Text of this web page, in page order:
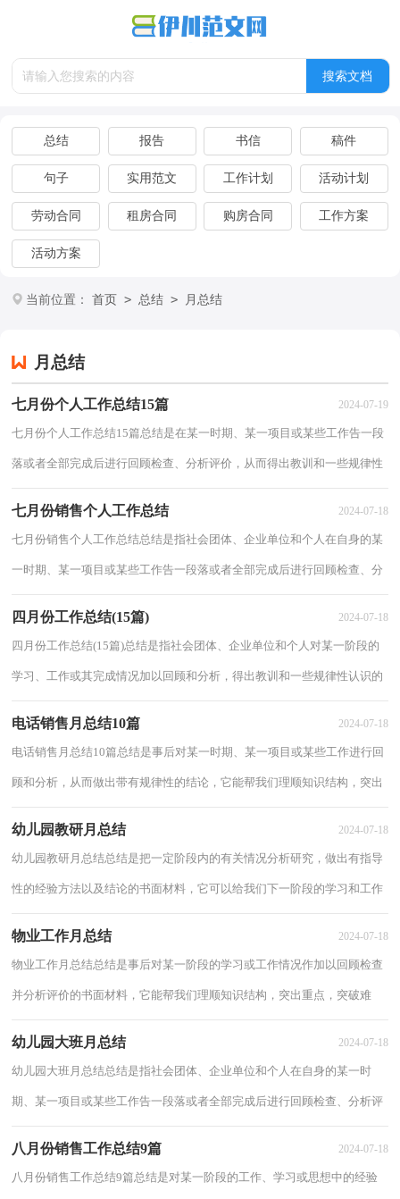
总结 报告 书信 稿件
句子 实用范文 工作计划 活动计划
劳动合同 租房合同 购房合同 工作方案
活动方案
当前位置： 首页 > 总结 > 月总结
月总结
七月份个人工作总结15篇 2024-07-19
七月份个人工作总结15篇总结是在某一时期、某一项目或某些工作告一段
落或者全部完成后进行回顾检查、分析评价，从而得出教训和一些规律性
认识的一种书面材料，通过它可以正确认...
七月份销售个人工作总结 2024-07-18
七月份销售个人工作总结总结是指社会团体、企业单位和个人在自身的某
一时期、某一项目或某些工作告一段落或者全部完成后进行回顾检查、分
析评价，从而肯定成绩，得到经验，找出差...
四月份工作总结(15篇) 2024-07-18
四月份工作总结(15篇)总结是指社会团体、企业单位和个人对某一阶段的
学习、工作或其完成情况加以回顾和分析，得出教训和一些规律性认识的
一种书面材料，它能够使头脑更加清醒，目...
电话销售月总结10篇 2024-07-18
电话销售月总结10篇总结是事后对某一时期、某一项目或某些工作进行回
顾和分析，从而做出带有规律性的结论，它能帮我们理顺知识结构，突出
重点，突破难点，快快来写一份总结吧。那么你...
幼儿园教研月总结 2024-07-18
幼儿园教研月总结总结是把一定阶段内的有关情况分析研究，做出有指导
性的经验方法以及结论的书面材料，它可以给我们下一阶段的学习和工作
生活做指导，我想我们需要写一份总结了吧...
物业工作月总结 2024-07-18
物业工作月总结总结是事后对某一阶段的学习或工作情况作加以回顾检查
并分析评价的书面材料，它能帮我们理顺知识结构，突出重点，突破难
点，不如静下心来好好写写总结吧。那么总结有...
幼儿园大班月总结 2024-07-18
幼儿园大班月总结总结是指社会团体、企业单位和个人在自身的某一时
期、某一项目或某些工作告一段落或者全部完成后进行回顾检查、分析评
价，从而肯定成绩，得到经验，找出差距，得出...
八月份销售工作总结9篇 2024-07-18
八月份销售工作总结9篇总结是对某一阶段的工作、学习或思想中的经验